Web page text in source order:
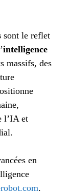
sont le reflet
intelligence
massifs, des
l’IA et
en
.